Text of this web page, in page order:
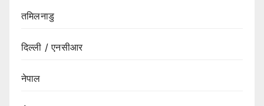
तमिलनाडु
दिल्ली / एनसीआर
नेपाल